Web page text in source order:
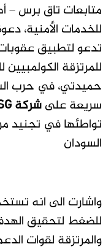
متابعات تاق برس –
للخدمات الأمنية،
تدعو لتطبيق
للمرتزقة
حميدتي، في حرب
سريعة علىشركة GSSG
تواطئها في تجنيد
السودان
واشارت الى انه
للضغط لتحقيق
والمرتزقة لقوات